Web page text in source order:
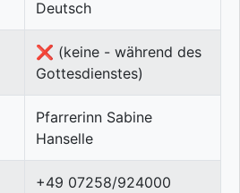
Deutsch
❌ (keine - während des
Gottesdienstes)
Pfarrerinn Sabine
Hanselle
+49 07258/924000